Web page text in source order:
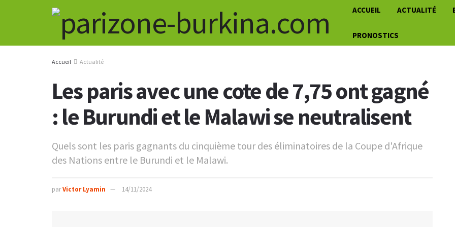
ACCUEIL ACTUALITÉ
PRONOSTICS
Accueil Actualité
Les paris avec une cote de 7,75 ont gagné
: le Burundi et le Malawi se neutralisent
Quels sont les paris gagnants du cinquième tour des éliminatoires de la Coupe d'Afrique
des Nations entre le Burundi et le Malawi.
parVictor Lyamin 14/11/2024